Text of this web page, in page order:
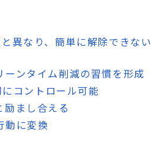
異なり、簡単に解除できない
ンタイム削減の習慣を形成
コントロール可能
まし合える
動に変換